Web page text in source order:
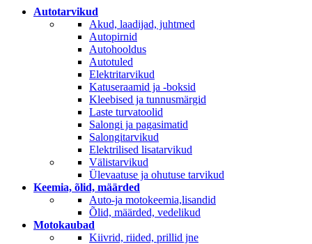
Autotarvikud
Akud, laadijad, juhtmed
Autopirnid
Autohooldus
Autotuled
Elektritarvikud
Katuseraamid ja -boksid
Kleebised ja tunnusmärgid
Laste turvatoolid
Salongi ja pagasimatid
Salongitarvikud
Elektrilised lisatarvikud
Välistarvikud
Ülevaatuse ja ohutuse tarvikud
Keemia, õlid, määrded
Auto-ja motokeemia,lisandid
Õlid, määrded, vedelikud
Motokaubad
Kiivrid, riided, prillid jne